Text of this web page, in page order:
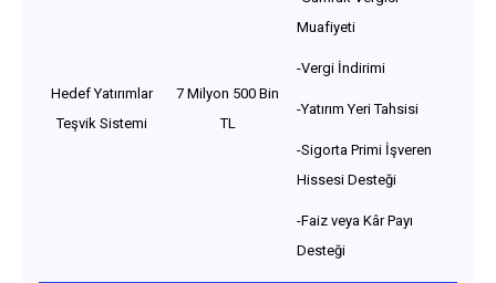
Hedef Yatırımlar
Teşvik Sistemi
7 Milyon 500 Bin
TL
Muafiyeti
-Vergi İndirimi
-Yatırım Yeri Tahsisi
-Sigorta Primi İşveren
Hissesi Desteği
-Faiz veya Kâr Payı
Desteği